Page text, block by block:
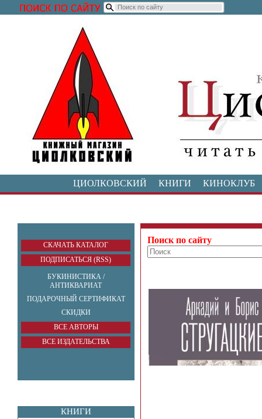
ЦИОЛКОВСКИЙ КНИГИ КИНОКЛУБ
СКАЧАТЬ КАТАЛОГ
ПОДПИСАТЬСЯ (RSS)
БУКИНИСТИКА /
АНТИКВАРИАТ
ПОДАРОЧНЫЙ СЕРТИФИКАТ
СКИДКИ
ВСЕ АВТОРЫ
ВСЕ ИЗДАТЕЛЬСТВА
КНИГИ
Поиск по сайту